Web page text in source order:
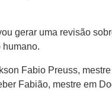
gerar uma revisão
humano.
Fabio Preuss,
Fabião, mestre em